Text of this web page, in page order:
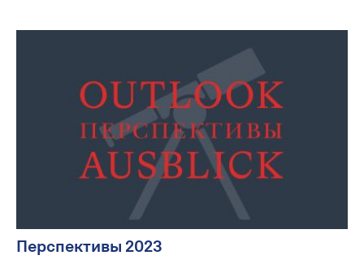
Перспективы 2023